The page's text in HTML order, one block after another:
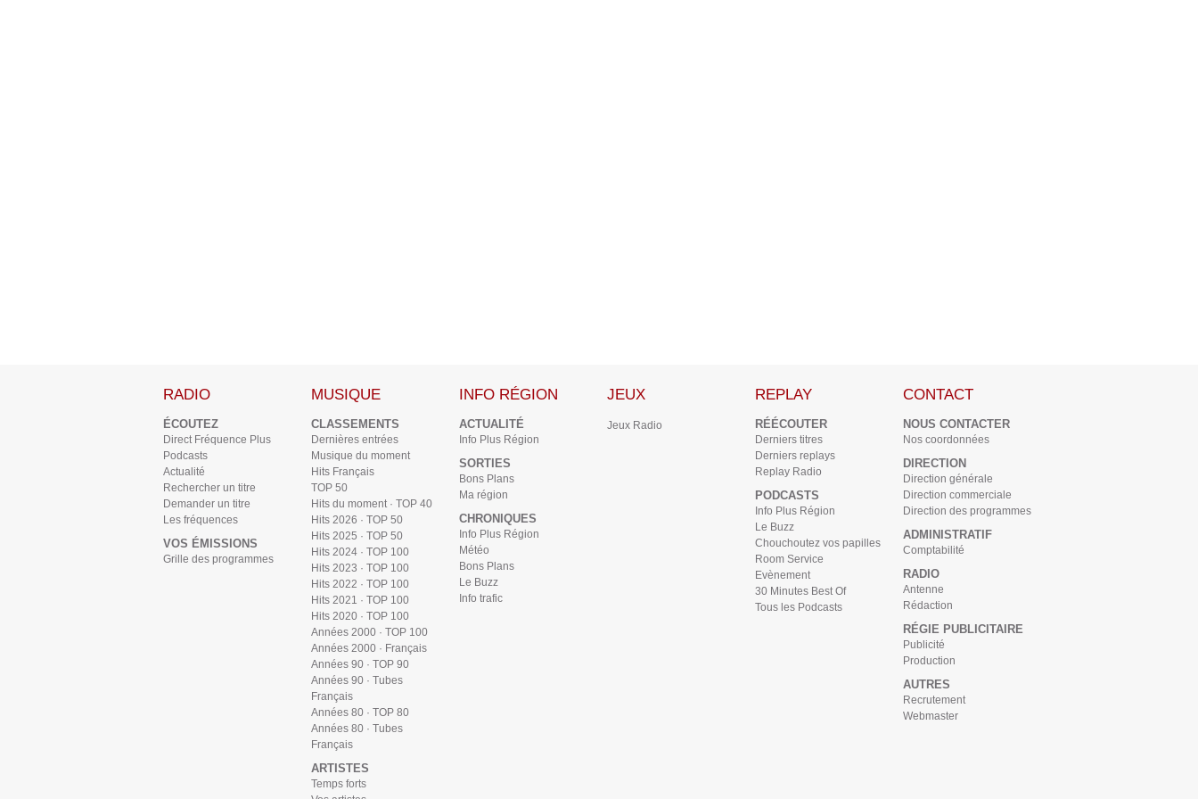
RADIO
ÉCOUTEZ
Direct Fréquence Plus
Podcasts
Actualité
Rechercher un titre
Demander un titre
Les fréquences
VOS ÉMISSIONS
Grille des programmes
MUSIQUE
CLASSEMENTS
Dernières entrées
Musique du moment
Hits Français
TOP 50
Hits du moment · TOP 40
Hits 2026 · TOP 50
Hits 2025 · TOP 50
Hits 2024 · TOP 100
Hits 2023 · TOP 100
Hits 2022 · TOP 100
Hits 2021 · TOP 100
Hits 2020 · TOP 100
Années 2000 · TOP 100
Années 2000 · Français
Années 90 · TOP 90
Années 90 · Tubes
Français
Années 80 · TOP 80
Années 80 · Tubes
Français
ARTISTES
Temps forts
INFO RÉGION
ACTUALITÉ
Info Plus Région
SORTIES
Bons Plans
Ma région
CHRONIQUES
Info Plus Région
Météo
Bons Plans
Le Buzz
Info trafic
JEUX
Jeux Radio
REPLAY
RÉÉCOUTER
Derniers titres
Derniers replays
Replay Radio
PODCASTS
Info Plus Région
Le Buzz
Chouchoutez vos papilles
Room Service
Evènement
30 Minutes Best Of
Tous les Podcasts
CONTACT
NOUS CONTACTER
Nos coordonnées
DIRECTION
Direction générale
Direction commerciale
Direction des programmes
ADMINISTRATIF
Comptabilité
RADIO
Antenne
Rédaction
RÉGIE PUBLICITAIRE
Publicité
Production
AUTRES
Recrutement
Webmaster